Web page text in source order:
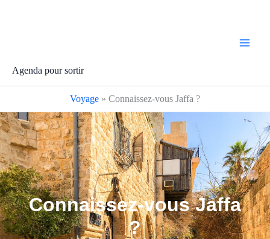
Agenda pour sortir
Voyage » Connaissez-vous Jaffa ?
Connaissez-vous Jaffa
?